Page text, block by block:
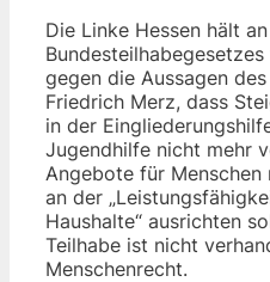
Die Linke Hessen hält
gegen die Aussagen
Friedrich Merz, dass
in der
Jugendhilfe nicht mehr
Angebote für Menschen
an der
Haushalte“ ausrichten
Teilhabe ist nicht
Menschenrecht.